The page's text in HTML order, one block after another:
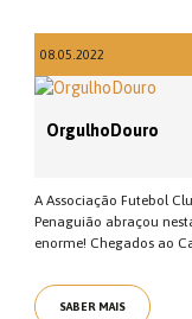
08.05.2022
OrgulhoDouro
A Associação Futebol
Penaguião abraçou
enorme! Chegados ao
SABER MAIS